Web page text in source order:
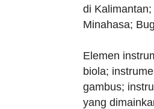
di
Minahasa;
Elemen
biola;
gambus;
yang